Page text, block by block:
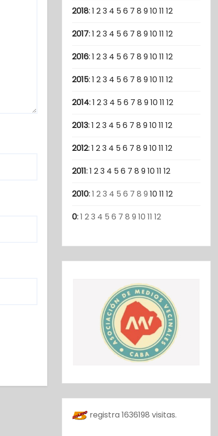
2018:1 23 4 56 7 8 91011 12
2017:1 23 4 56 7 8 91011 12
2016:1 23 4 56 7 8 91011 12
2015:1 23 4 56 7 8 91011 12
2014:1 23 4 56 7 8 91011 12
2013:1 23 4 56 7 8 91011 12
2012:1 23 4 56 7 8 91011 12
2011:1 23 4 56 7 8 91011 12
2010:1 23 4 5 6 7 8 9 1011 12
0:1 23 4 5 6 7 8 9 10 11 12
registra 1636198 visitas.